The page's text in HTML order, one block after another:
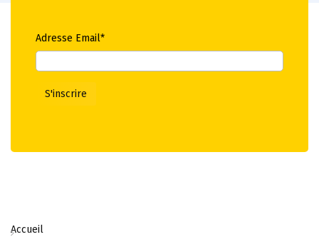
Adresse Email*
Accueil